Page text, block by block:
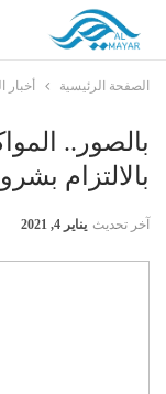
الصفحة الرئيسية أخبار
بالصور..
بالالتزام
آخر تحديث يناير 4, 2021